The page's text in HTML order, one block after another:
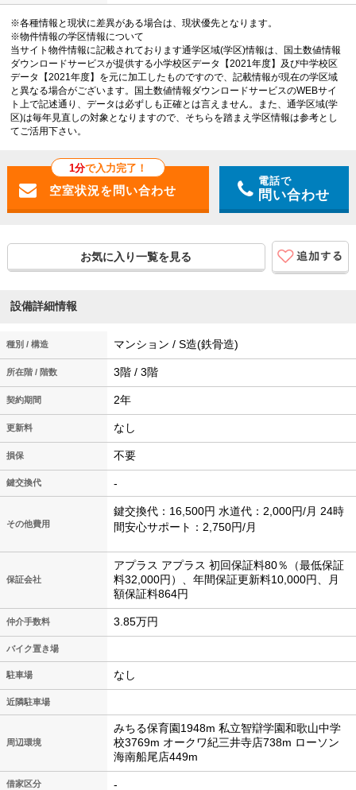
※各種情報と現状に差異がある場合は、現状優先となります。
※物件情報の学区情報について
当サイト物件情報に記載されております通学区域(学区)情報は、国土数値情報
ダウンロードサービスが提供する小学校区データ【2021年度】及び中学校区
データ【2021年度】を元に加工したものですので、記載情報が現在の学区域
と異なる場合がございます。国土数値情報ダウンロードサービスのWEBサイ
ト上で記述通り、データは必ずしも正確とは言えません。また、通学区域(学
区)は毎年見直しの対象となりますので、そちらを踏まえ学区情報は参考とし
てご活用下さい。
1分で入力完了！
電話で
問い合わせ
お気に入り一覧を見る
設備詳細情報
種別 / 構造 マンション / S造(鉄骨造)
所在階 / 階数 3階 / 3階
契約期間 2年
更新料 なし
損保 不要
鍵交換代 -
その他費用
鍵交換代：16,500円 水道代：2,000円/月 24時
間安心サポート：2,750円/月
保証会社
アプラス アプラス 初回保証料80％（最低保証
料32,000円）、年間保証更新料10,000円、月
額保証料864円
仲介手数料 3.85万円
バイク置き場
駐車場 なし
近隣駐車場
周辺環境
みちる保育園1948m 私立智辯学園和歌山中学
校3769m オークワ紀三井寺店738m ローソン
海南船尾店449m
借家区分 -